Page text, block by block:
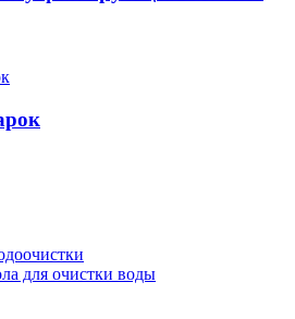
для очистки воды